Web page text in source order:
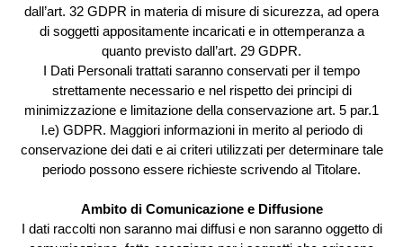
dall’art. 32 GDPR in materia di misure di sicurezza, ad opera
di soggetti appositamente incaricati e in ottemperanza a
quanto previsto dall’art. 29 GDPR.
I Dati Personali trattati saranno conservati per il tempo
strettamente necessario e nel rispetto dei principi di
minimizzazione e limitazione della conservazione art. 5 par.1
l.e) GDPR. Maggiori informazioni in merito al periodo di
conservazione dei dati e ai criteri utilizzati per determinare tale
periodo possono essere richieste scrivendo al Titolare.
Ambito di Comunicazione e Diffusione
I dati raccolti non saranno mai diffusi e non saranno oggetto di